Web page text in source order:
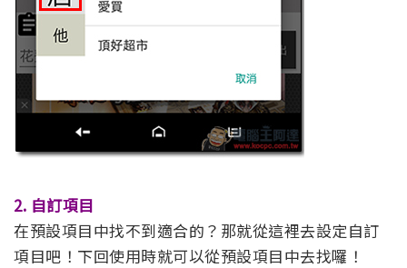
2. 自訂項目
在預設項目中找不到適合的？那就從這裡去設定自訂
項目吧！下回使用時就可以從預設項目中去找囉！